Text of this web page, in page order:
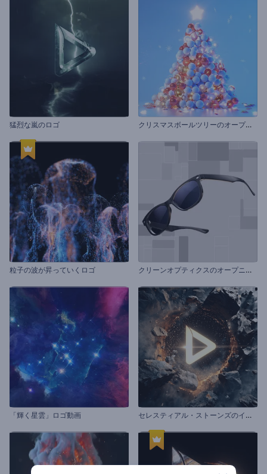
猛烈な嵐のロゴ ク
リスマスボールツリーのオープニング動画
粒子の波が昇っていくロゴ ク
リーンオプティクスのオープニング動画
「輝く星雲」ロゴ動画 セ
レスティアル・ストーンズのイントロ動画